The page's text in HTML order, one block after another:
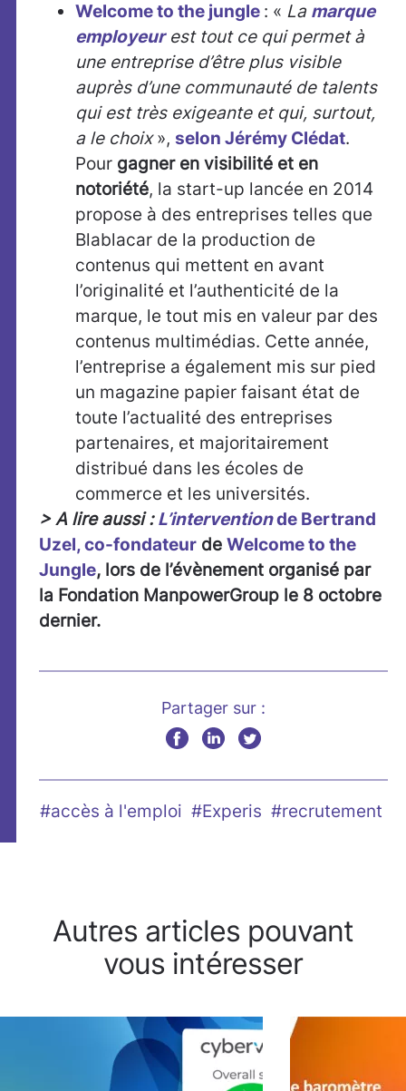
Welcome to the jungle : « La marque
employeurest tout ce qui permet à
une entreprise d’être plus visible
auprès d’une communauté de talents
qui est très exigeante et qui, surtout,
a le choix», selon Jérémy Clédat.
Pour gagner en visibilité et en
notoriété, la start-up lancée en 2014
propose à des entreprises telles que
Blablacar de la production de
contenus qui mettent en avant
l’originalité et l’authenticité de la
marque, le tout mis en valeur par des
contenus multimédias. Cette année,
l’entreprise a également mis sur pied
un magazine papier faisant état de
toute l’actualité des entreprises
partenaires, et majoritairement
distribué dans les écoles de
commerce et les universités.
> A lire aussi:L’interventionde Bertrand
Uzel, co-fondateur de Welcome to the
Jungle, lors de l’évènement organisé par
la Fondation ManpowerGroup le 8 octobre
dernier.
Partager sur :
#accès à l'emploi #Experis #recrutement
Autres articles pouvant
vous intéresser